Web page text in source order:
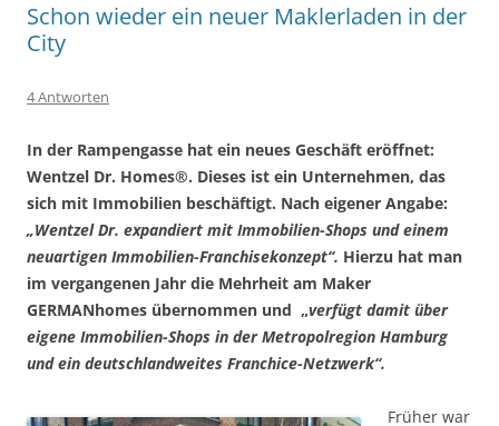
Schon wieder ein neuer Maklerladen in der
City
4 Antworten
In der Rampengasse hat ein neues Geschäft eröffnet:
Wentzel Dr. Homes®. Dieses ist ein Unternehmen, das
sich mit Immobilien beschäftigt. Nach eigener Angabe:
„Wentzel Dr. expandiert mit Immobilien-Shops und einem
neuartigen Immobilien-Franchisekonzept“. Hierzu hat man
im vergangenen Jahr die Mehrheit am Maker
GERMANhomes übernommen und „verfügt damit über
eigene Immobilien-Shops in der Metropolregion Hamburg
und ein deutschlandweites Franchice-Netzwerk“.
Früher war